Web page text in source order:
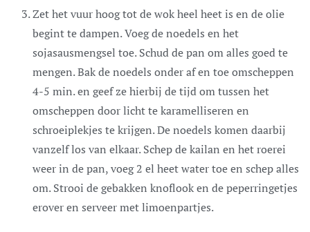
Zet het vuur hoog tot de wok heel heet is en de olie
begint te dampen. Voeg de noedels en het
sojasausmengsel toe. Schud de pan om alles goed te
mengen. Bak de noedels onder af en toe omscheppen
4-5 min. en geef ze hierbij de tijd om tussen het
omscheppen door licht te karamelliseren en
schroeiplekjes te krijgen. De noedels komen daarbij
vanzelf los van elkaar. Schep de kailan en het roerei
weer in de pan, voeg 2 el heet water toe en schep alles
om. Strooi de gebakken knoflook en de peperringetjes
erover en serveer met limoenpartjes.